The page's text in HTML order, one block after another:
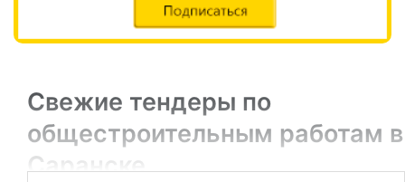
Свежие тендеры по
общестроительным работам в
Саранске